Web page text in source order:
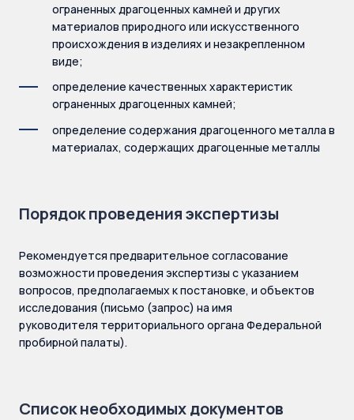
ограненных драгоценных камней и других
материалов природного или искусственного
происхождения в изделиях и незакрепленном
виде;
определение качественных характеристик
ограненных драгоценных камней;
определение содержания драгоценного металла в
материалах, содержащих драгоценные металлы
Порядокпроведения экспертизы
Рекомендуется предварительное согласование
возможности проведения экспертизы с указанием
вопросов, предполагаемых к постановке, и объектов
исследования (письмо (запрос) на имя
руководителя территориального органа Федеральной
пробирной палаты).
Список необходимых документов